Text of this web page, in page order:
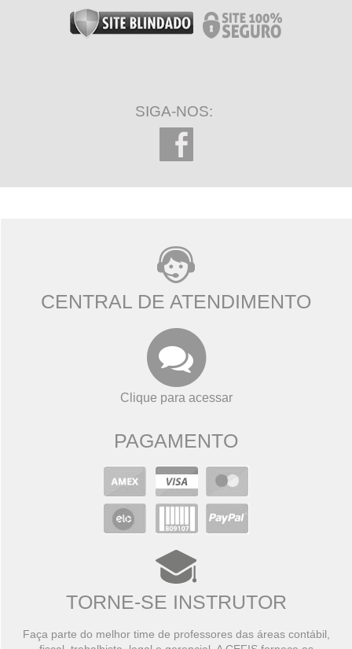
SIGA-NOS:
CENTRAL DE ATENDIMENTO
Clique para acessar
PAGAMENTO
TORNE-SE INSTRUTOR
Faça parte do melhor time de professores das áreas contábil,